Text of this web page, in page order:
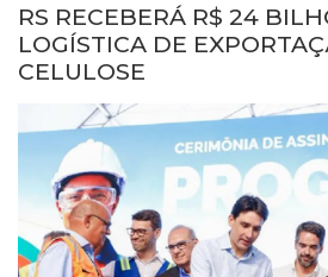
RS RECEBERÁ R$ 24
LOGÍSTICA DE
CELULOSE